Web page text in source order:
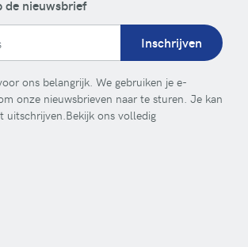
de nieuwsbrief
Inschrijven
ons belangrijk. We gebruiken je e-
onze nieuwsbrieven naar te sturen. Je kan
uitschrijven.Bekijk ons volledig